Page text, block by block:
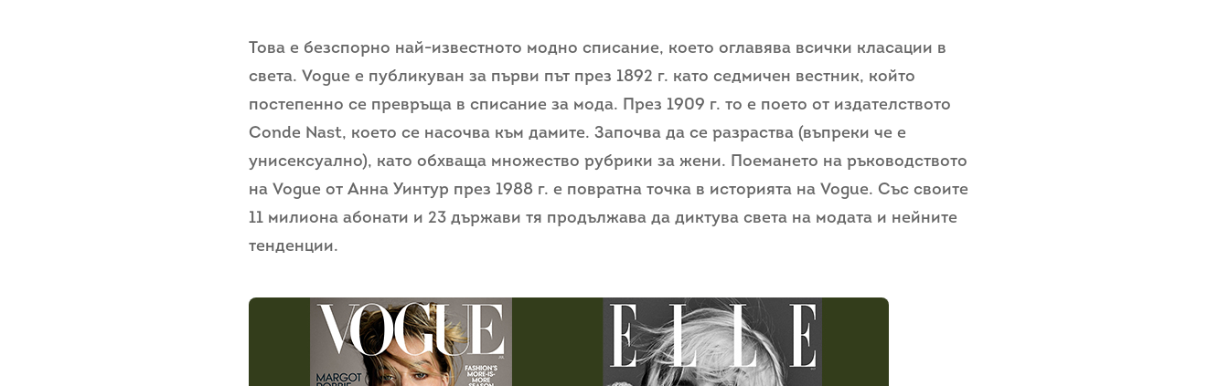
Това е безспорно най-известното модно списание, което оглавява всички класации в
света. Vogue е публикуван за първи път през 1892 г. като седмичен вестник, който
постепенно се превръща в списание за мода. През 1909 г. то е поето от издателството
Conde Nast, което се насочва към дамите. Започва да се разраства (въпреки че е
унисексуално), като обхваща множество рубрики за жени. Поемането на ръководството
на Vogue от Анна Уинтур през 1988 г. е повратна точка в историята на Vogue. Със своите
11 милиона абонати и 23 държави тя продължава да диктува света на модата и нейните
тенденции.